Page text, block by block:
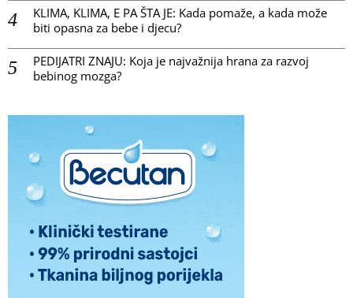
KLIMA, KLIMA, E PA ŠTA JE: Kada pomaže, a kada može
biti opasna za bebe i djecu?
PEDIJATRI ZNAJU: Koja je najvažnija hrana za razvoj
bebinog mozga?